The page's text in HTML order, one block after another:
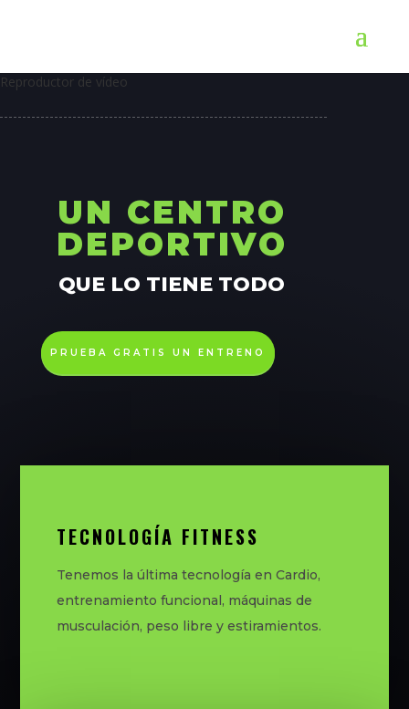
Reproductor de vídeo
UN CENTRO
DEPORTIVO
QUE LO TIENE TODO
PRUEBA GRATIS UN ENTRENO
TECNOLOGÍA FITNESS
Tenemos la última tecnología en Cardio,
entrenamiento funcional, máquinas de
musculación, peso libre y estiramientos.